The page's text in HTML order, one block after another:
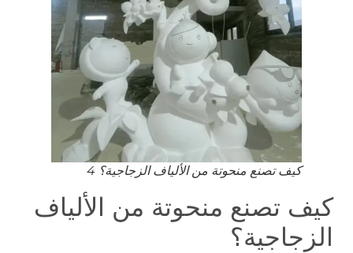
كيف تصنع منحوتة من الألياف الزجاجية؟ 4
كيف تصنع منحوتة من الألياف
الزجاجية؟